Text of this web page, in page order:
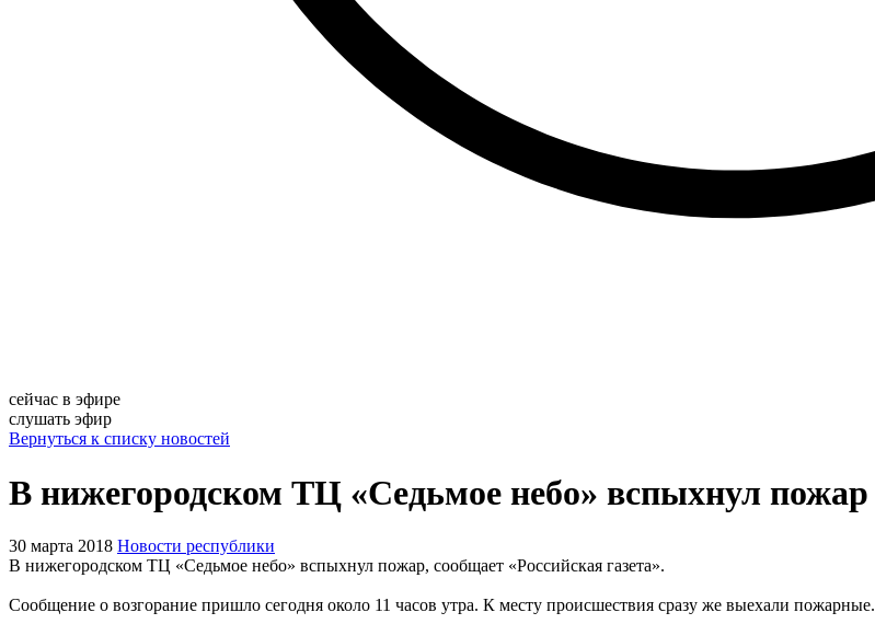
сейчас в эфире
слушать эфир
Вернуться к списку новостей
В нижегородском ТЦ «Седьмое небо» вспыхнул пожар
30 марта 2018 Новости республики
В нижегородском ТЦ «Седьмое небо» вспыхнул пожар, сообщает «Российская газета».
Сообщение о возгорание пришло сегодня около 11 часов утра. К месту происшествия сразу же выехали пожарные.